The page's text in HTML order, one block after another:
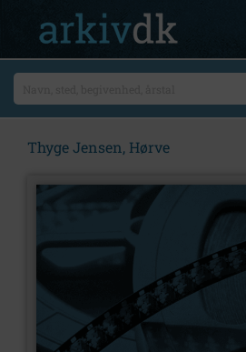
Thyge Jensen, Hørve